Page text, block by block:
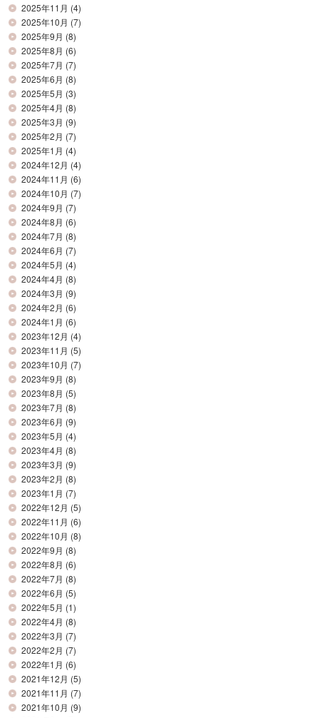
2025年11月 (4)
2025年10月 (7)
2025年9月 (8)
2025年8月 (6)
2025年7月 (7)
2025年6月 (8)
2025年5月 (3)
2025年4月 (8)
2025年3月 (9)
2025年2月 (7)
2025年1月 (4)
2024年12月 (4)
2024年11月 (6)
2024年10月 (7)
2024年9月 (7)
2024年8月 (6)
2024年7月 (8)
2024年6月 (7)
2024年5月 (4)
2024年4月 (8)
2024年3月 (9)
2024年2月 (6)
2024年1月 (6)
2023年12月 (4)
2023年11月 (5)
2023年10月 (7)
2023年9月 (8)
2023年8月 (5)
2023年7月 (8)
2023年6月 (9)
2023年5月 (4)
2023年4月 (8)
2023年3月 (9)
2023年2月 (8)
2023年1月 (7)
2022年12月 (5)
2022年11月 (6)
2022年10月 (8)
2022年9月 (8)
2022年8月 (6)
2022年7月 (8)
2022年6月 (5)
2022年5月 (1)
2022年4月 (8)
2022年3月 (7)
2022年2月 (7)
2022年1月 (6)
2021年12月 (5)
2021年11月 (7)
2021年10月 (9)